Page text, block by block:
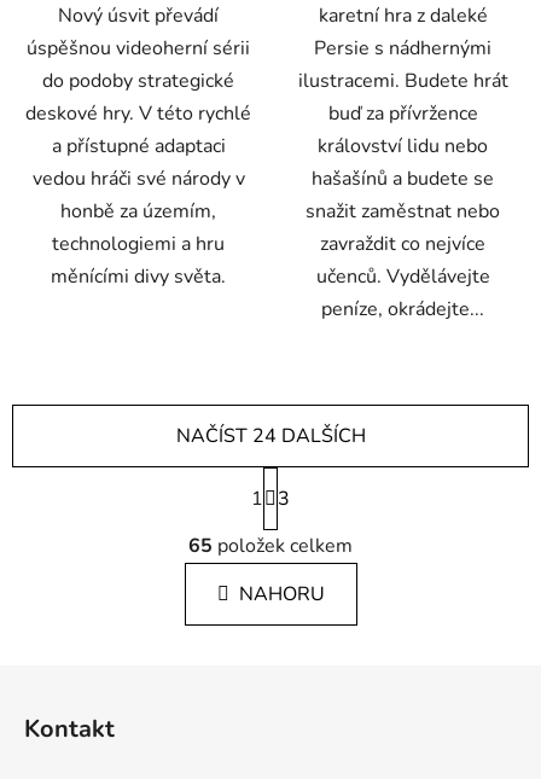
Nový úsvit převádí
úspěšnou videoherní sérii
do podoby strategické
deskové hry. V této rychlé
a přístupné adaptaci
vedou hráči své národy v
honbě za územím,
technologiemi a hru
měnícími divy světa.
karetní hra z daleké
Persie s nádhernými
ilustracemi. Budete hrát
buď za přívržence
království lidu nebo
hašašínů a budete se
snažit zaměstnat nebo
zavraždit co nejvíce
učenců. Vydělávejte
peníze, okrádejte...
O
v
l
á
d
NAČÍST 24 DALŠÍCH
S
t
r
á
n
k
1
3
65 položek celkem
NAHORU
Kontakt